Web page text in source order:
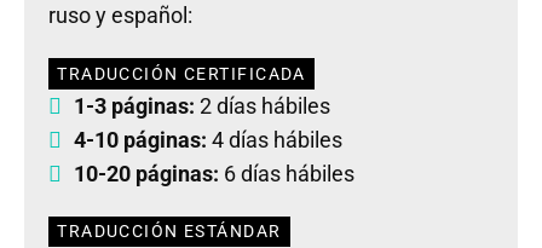
ruso y español:
TRADUCCIÓN CERTIFICADA
1-3 páginas: 2 días hábiles
4-10 páginas: 4 días hábiles
10-20 páginas: 6 días hábiles
TRADUCCIÓN ESTÁNDAR